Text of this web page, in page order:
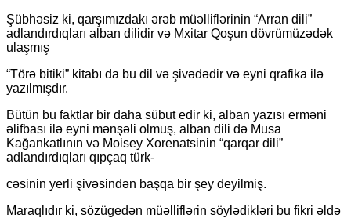
Şübhəsiz ki, qarşımızdakı ərəb müəlliflərinin “Arran dili”
adlandırdıqları alban dilidir və Mxitar Qoşun dövrümüzədək
ulaşmış
“Törə bitiki” kitabı da bu dil və şivədədir və eyni qrafika ilə
yazılmışdır.
Bütün bu faktlar bir daha sübut edir ki, alban yazısı erməni
əlifbası ilə eyni mənşəli olmuş, alban dili də Musa
Kağankatlının və Moisey Xorenatsinin “qarqar dili”
adlandırdıqları qıpçaq türk-
cəsinin yerli şivəsindən başqa bir şey deyilmiş.
Maraqlıdır ki, sözügedən müəlliflərin söylədikləri bu fikri əldə